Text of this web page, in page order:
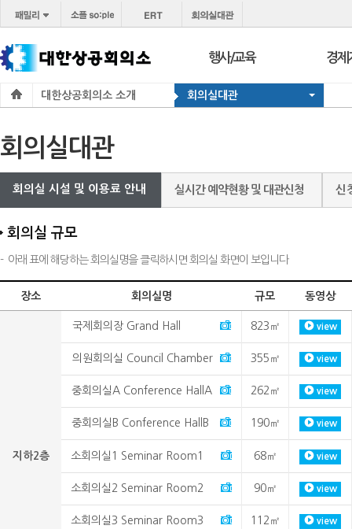
행사/교육
행사
코참경영상담
경제
온라
대한상공회의소 소개 회의실대관
회의실대관
회의실 시설 및 이용료 안내 실시간 예약현황 및 대관신청 신
회의실 규모
- 아래 표에 해당하는 회의실명을 클릭하시면 회의실 화면이 보입니다
장소 회의실명 규모 동영상
지하2층
국제회의장 Grand Hall 823㎡ view
의원회의실 Council Chamber 355㎡ view
중회의실A Conference HallA 262㎡ view
중회의실B Conference HallB 190㎡ view
소회의실1 Seminar Room1 68㎡ view
소회의실2 Seminar Room2 90㎡ view
소회의실3 Seminar Room3 112㎡ view